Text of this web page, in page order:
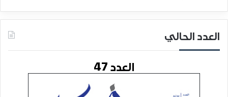
العدد الحالي
العدد 47